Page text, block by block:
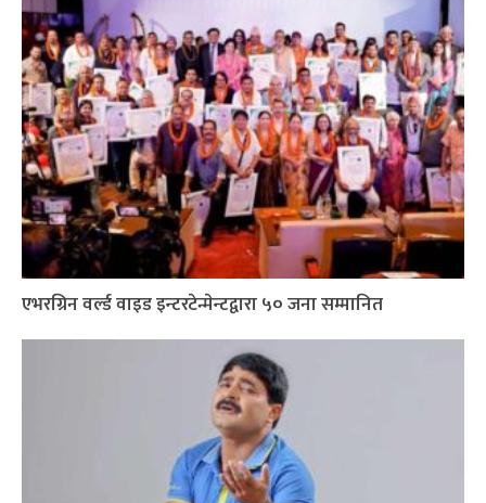
एभरग्रिन वर्ल्ड वाइड इन्टरटेन्मेन्टद्वारा ५० जना सम्मानित